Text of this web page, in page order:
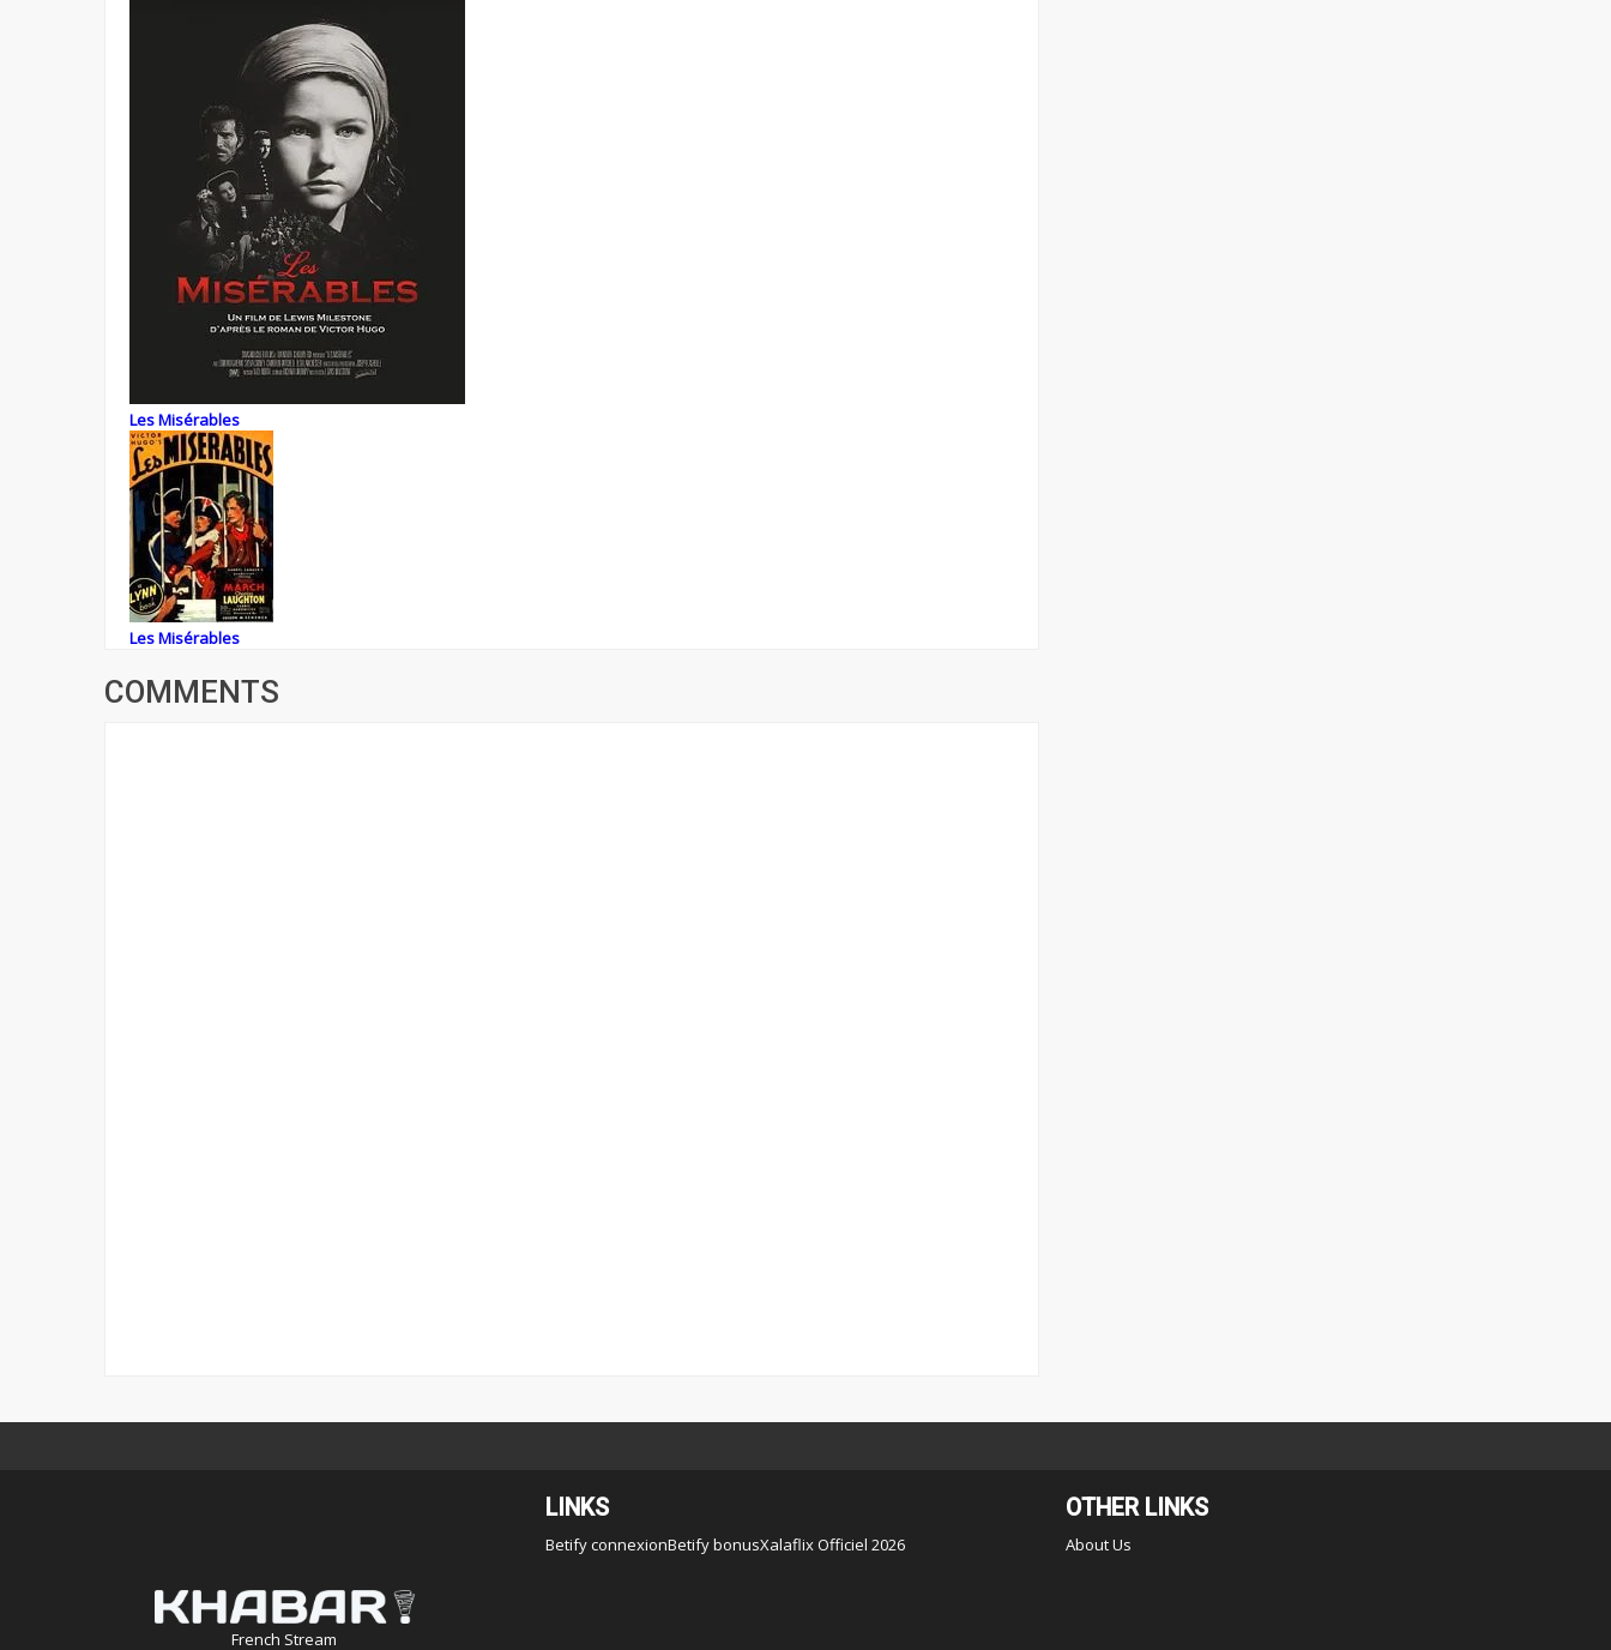
Les Misérables
Les Misérables
COMMENTS
French Stream
LINKS
Betify connexionBetify bonusXalaflix Officiel 2026
OTHER LINKS
About Us